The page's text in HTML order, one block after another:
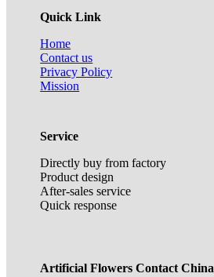
Quick Link
Home
Contact us
Privacy Policy
Mission
Service
Directly buy from factory
Product design
After-sales service
Quick response
Artificial Flowers Contact China